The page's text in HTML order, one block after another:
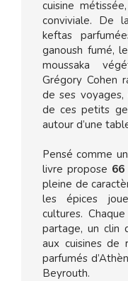
cuisine
conviviale. De
keftas
ganoush fumé,
moussaka
Grégory Cohen
de ses voyages,
de ces petits
autour d’une
Pensé comme
livre propose
pleine de
les épices
cultures.
partage, un clin
aux cuisines de
parfumés
Beyrouth.